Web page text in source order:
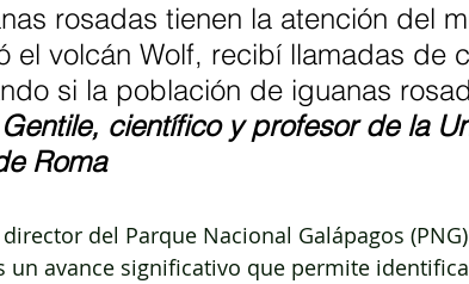
rosadas tienen la atención del
el volcán Wolf, recibí llamadas de
si la población de iguanas
científico y profesor de la
Roma
director del Parque Nacional Galápagos
un avance significativo que permite